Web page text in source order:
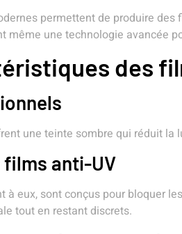
permettent de produire
même une technologie avancée
des
une teinte sombre qui réduit
films anti-UV
à eux, sont conçus pour bloquer
tout en restant discrets.